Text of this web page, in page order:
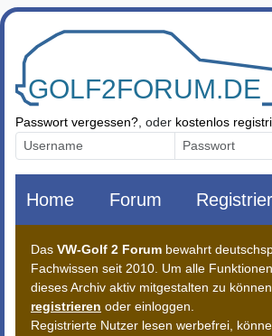
Zum Inhalt springen
Passwort vergessen? , oder kostenlos
Home Forum
Das VW-Golf 2 Forum bewahrt
Fachwissen seit 2010. Um alle
dieses Archiv aktiv mitgestalten zu
registrieren oder einloggen.
Registrierte Nutzer lesen werbefrei,